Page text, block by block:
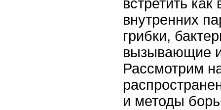
встретить
внутренних
грибки,
вызывающие
Рассмотрим
и методы